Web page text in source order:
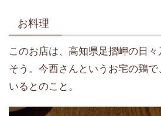
お料理
このお店は、高知県足摺岬の日
そう。今西さんというお宅の鶏
いるとのこと。